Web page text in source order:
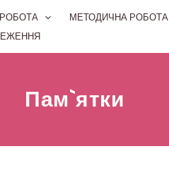
МЕТОДИЧНА РОБОТА
Пам`ятки